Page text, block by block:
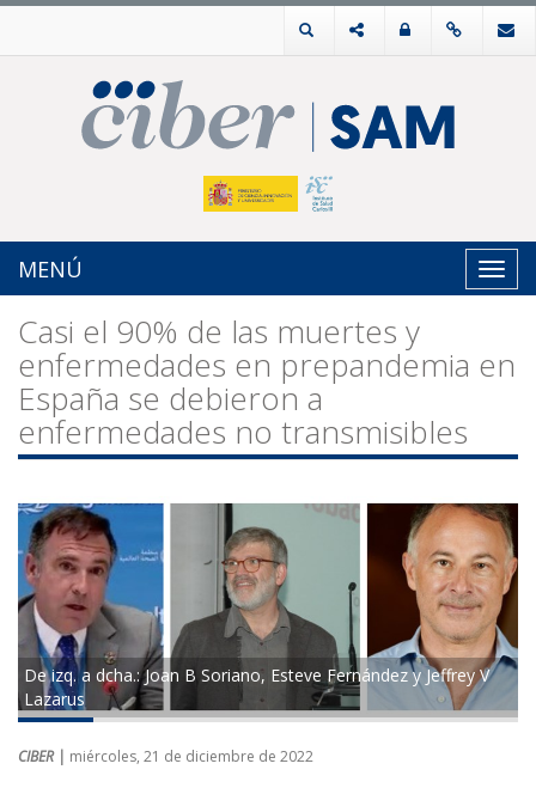
MENÚ
Casi el 90% de las muertes y
enfermedades en prepandemia en
España se debieron a
enfermedades no transmisibles
De izq. a dcha.: Joan B Soriano, Esteve Fernández y Jeffrey V
Lazarus
CIBER | miércoles, 21 de diciembre de 2022